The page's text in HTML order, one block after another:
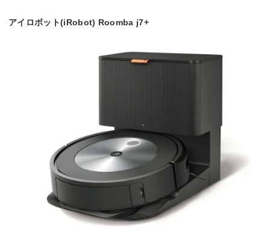
アイロボット(iRobot) Roomba j7+